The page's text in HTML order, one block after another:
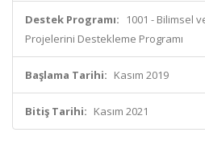
Destek Programı:
1001 - Bilimsel
Projelerini Destekleme Programı
Başlama Tarihi: Kasım 2019
Bitiş Tarihi: Kasım 2021